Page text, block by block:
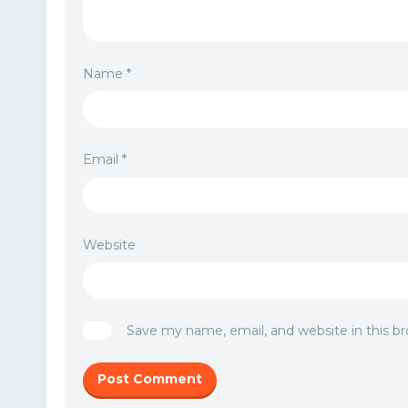
Name *
Email *
Website
Save my name, email, and website in this